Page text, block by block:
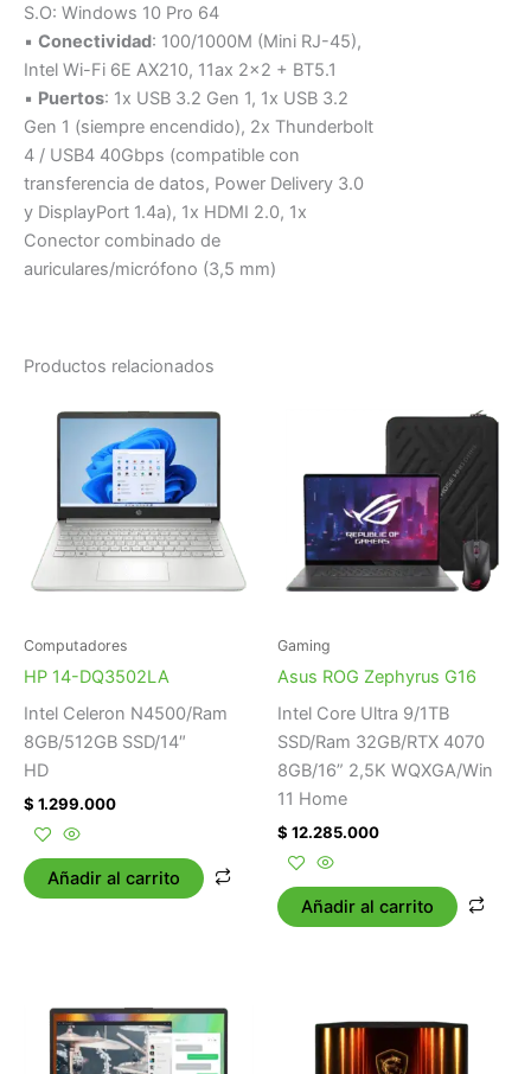
S.O: Windows 10 Pro 64
▪ Conectividad: 100/1000M (Mini RJ-45),
Intel Wi-Fi 6E AX210, 11ax 2×2 + BT5.1
▪ Puertos: 1x USB 3.2 Gen 1, 1x USB 3.2
Gen 1 (siempre encendido), 2x Thunderbolt
4 / USB4 40Gbps (compatible con
transferencia de datos, Power Delivery 3.0
y DisplayPort 1.4a), 1x HDMI 2.0, 1x
Conector combinado de
auriculares/micrófono (3,5 mm)
Productos relacionados
Computadores
HP 14-DQ3502LA
Intel Celeron N4500/Ram
8GB/512GB SSD/14″
HD
$ 1.299.000
Añadir al carrito
Gaming
Asus ROG Zephyrus G16
Intel Core Ultra 9/1TB
SSD/Ram 32GB/RTX 4070
8GB/16” 2,5K WQXGA/Win
11 Home
$ 12.285.000
Añadir al carrito